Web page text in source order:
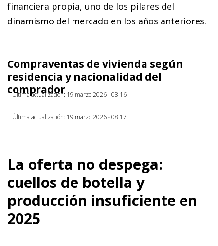
financiera propia, uno de los pilares del
dinamismo del mercado en los años anteriores.
Compraventas de vivienda según
residencia y nacionalidad del
comprador
Última actualización: 19 marzo 2026 - 08:16
Última actualización: 19 marzo 2026 - 08:17
La oferta no despega:
cuellos de botella y
producción insuficiente en
2025